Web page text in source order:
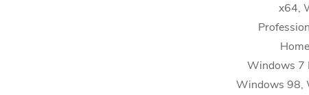
x64,
Windows 7
Windows 98,